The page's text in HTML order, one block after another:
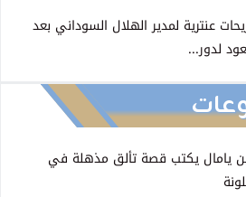
عنترية لمدير الهلال السوداني بعد
لدور...
يامال يكتب قصة تألق مذهلة في